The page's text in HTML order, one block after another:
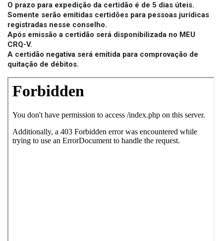
O prazo para expedição da certidão é de 5 dias úteis.
Somente serão emitidas certidões para pessoas jurídicas
registradas nesse conselho.
Após emissão a certidão será disponibilizada no MEU
CRQ-V.
A certidão negativa será emitida para comprovação de
quitação de débitos.